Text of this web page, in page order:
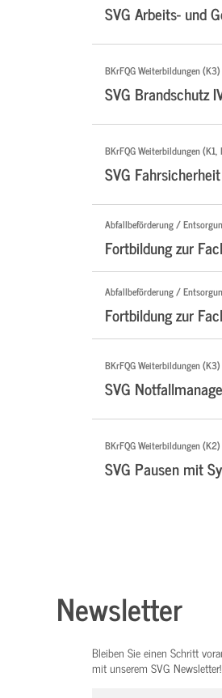
SVG Arbeits- und
BKrFQG Weiterbildungen (K3)
SVG Brandschutz
BKrFQG Weiterbildungen (K1,
SVG
Abfallbeförderung /
Fortbildung zur
Abfallbeförderung /
Fortbildung zur
BKrFQG Weiterbildungen (K3)
SVG
BKrFQG Weiterbildungen (K2)
SVG Pausen mit
Newsletter
Bleiben Sie einen Schritt
mit unserem SVG Newsletter!